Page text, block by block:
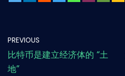
PREVIOUS
比特币是建立经济体的 “土
地”